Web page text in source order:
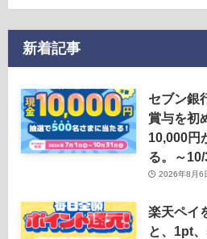
新着記事
セブン銀
賞与を初
10,000円
る。～10/
2026年8月6
楽天ペイ
と、1pt